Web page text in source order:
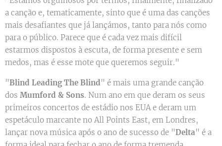
a canção e, tematicamente, sinto que é uma das canções
mais desafiantes que já lançámos, tanto para nós como
para o público. Parece que é cada vez mais difícil
estarmos dispostos à escuta, de forma presente e sem
medos, mas é esse mote que queremos seguir."
"Blind Leading The Blind" é mais uma grande canção
dos Mumford & Sons. Num ano em que deram os seus
primeiros concertos de estádio nos EUA e deram um
espetáculo marcante no All Points East, em Londres,
lançar nova música após o ano de sucesso de "Delta" é a